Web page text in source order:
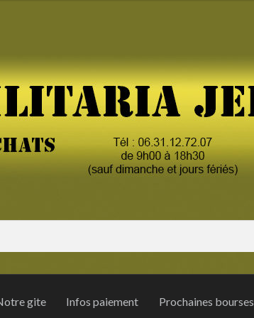
gite Infos paiement Prochaines bourses